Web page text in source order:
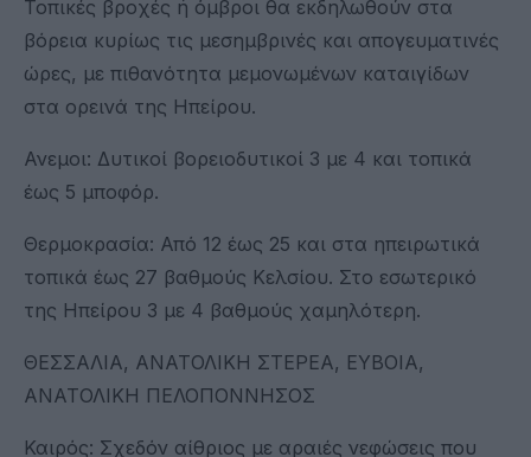
Τοπικές βροχές ή όμβροι θα εκδηλωθούν στα
βόρεια κυρίως τις μεσημβρινές και απογευματινές
ώρες, με πιθανότητα μεμονωμένων καταιγίδων
στα ορεινά της Ηπείρου.
Ανεμοι: Δυτικοί βορειοδυτικοί 3 με 4 και τοπικά
έως 5 μποφόρ.
Θερμοκρασία: Από 12 έως 25 και στα ηπειρωτικά
τοπικά έως 27 βαθμούς Κελσίου. Στο εσωτερικό
της Ηπείρου 3 με 4 βαθμούς χαμηλότερη.
ΘΕΣΣΑΛΙΑ, ΑΝΑΤΟΛΙΚΗ ΣΤΕΡΕΑ, ΕΥΒΟΙΑ,
ΑΝΑΤΟΛΙΚΗ ΠΕΛΟΠΟΝΝΗΣΟΣ
Καιρός: Σχεδόν αίθριος με αραιές νεφώσεις που